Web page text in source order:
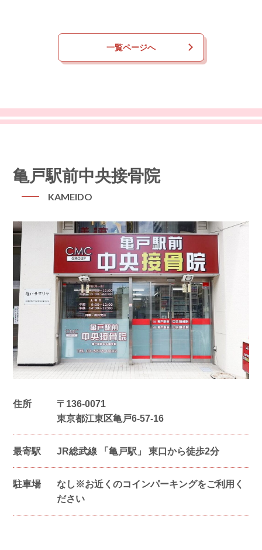
一覧ページへ
亀戸駅前中央接骨院
KAMEIDO
住所 〒 136-0071
東京都江東区亀戸6-57-16
最寄駅 JR総武線 「亀戸駅」 東口から徒歩2分
駐車場
なし※お近くのコインパーキングをご利用く
ださい